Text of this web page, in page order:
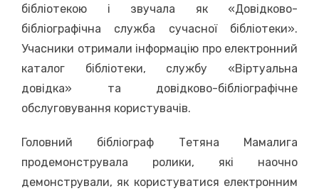
бібліотекою і звучала як «Довідково-
бібліографічна служба сучасної бібліотеки».
Учасники отримали інформацію про електронний
каталог бібліотеки, службу «Віртуальна
довідка» та довідково-бібліографічне
обслуговування користувачів.
Головний бібліограф Тетяна Мамалига
продемонструвала ролики, які наочно
демонстрували, як користуватися електронним